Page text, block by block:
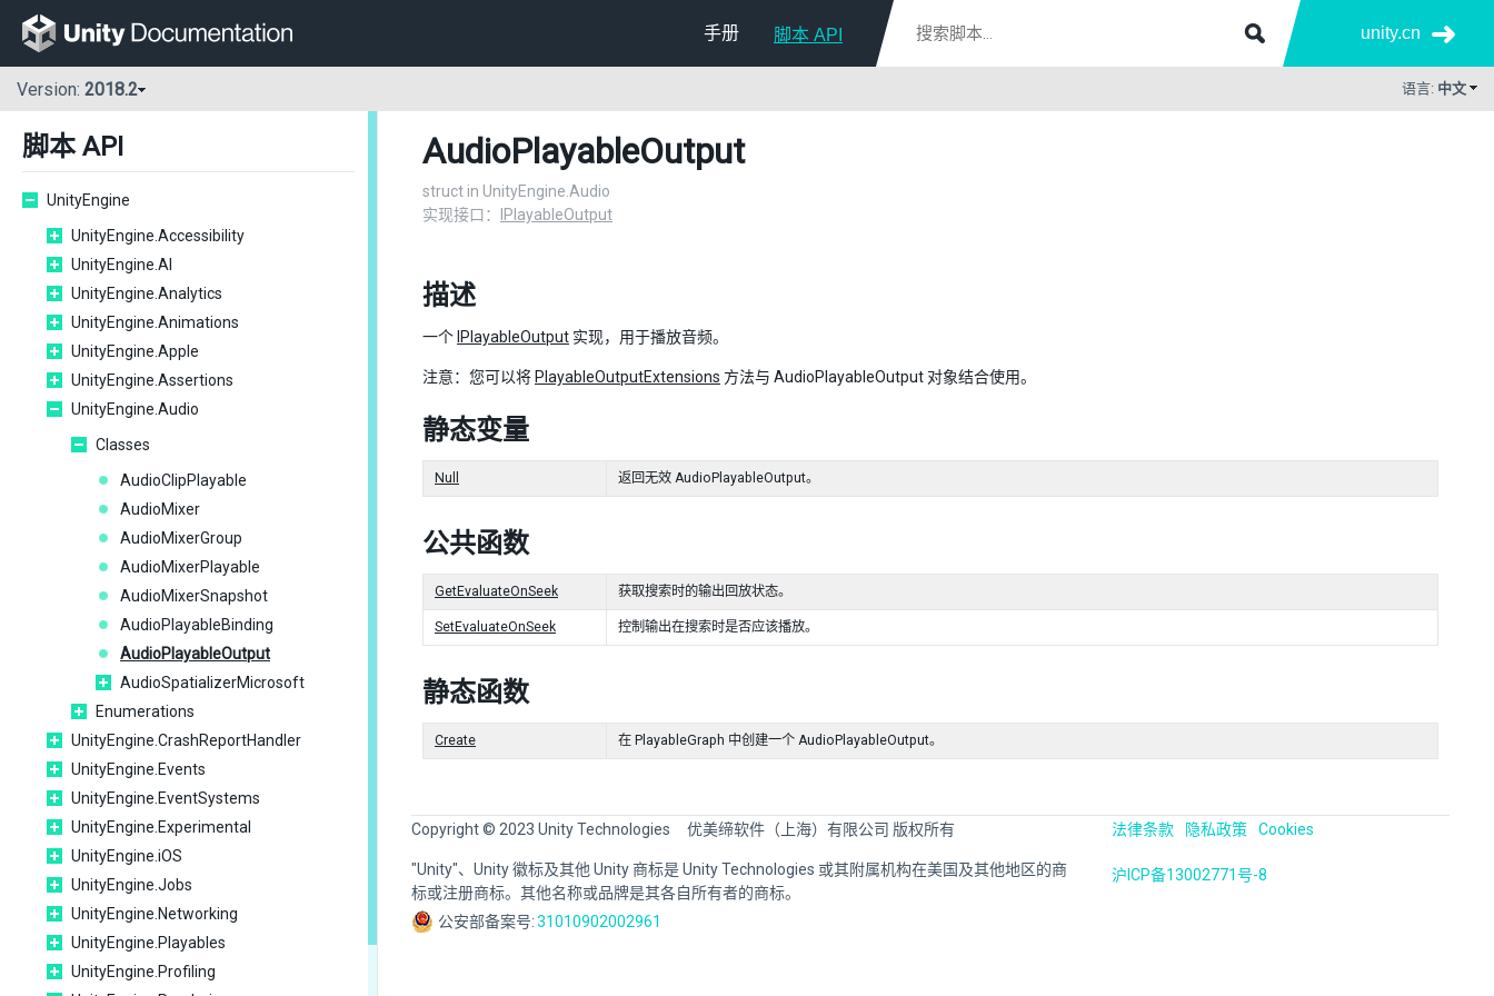
手册 脚本 API unity.cn
Version: 2018.2 语言: 中文
脚本 API
UnityEngine
UnityEngine.Accessibility
UnityEngine.AI
UnityEngine.Analytics
UnityEngine.Animations
UnityEngine.Apple
UnityEngine.Assertions
UnityEngine.Audio
Classes
AudioClipPlayable
AudioMixer
AudioMixerGroup
AudioMixerPlayable
AudioMixerSnapshot
AudioPlayableBinding
AudioPlayableOutput
AudioSpatializerMicrosoft
Enumerations
UnityEngine.CrashReportHandler
UnityEngine.Events
UnityEngine.EventSystems
UnityEngine.Experimental
UnityEngine.iOS
UnityEngine.Jobs
UnityEngine.Networking
UnityEngine.Playables
UnityEngine.Profiling
AudioPlayableOutput
struct in UnityEngine.Audio
实现接口：
IPlayableOutput
描述
一个 IPlayableOutput 实现，用于播放音频。
注意：您可以将 PlayableOutputExtensions 方法与 AudioPlayableOutput 对象结合使用。
静态变量
Null 返回无效 AudioPlayableOutput。
公共函数
GetEvaluateOnSeek 获取搜索时的输出回放状态。
SetEvaluateOnSeek 控制输出在搜索时是否应该播放。
静态函数
Create 在 PlayableGraph 中创建一个 AudioPlayableOutput。
Copyright © 2023 Unity Technologies 优美缔软件（上海）有限公司 版权所有
"Unity"、Unity 徽标及其他 Unity 商标是 Unity Technologies 或其附属机构在美国及其他地区的商
标或注册商标。其他名称或品牌是其各自所有者的商标。
公安部备案号:31010902002961
法律条款 隐私政策 Cookies
沪ICP备13002771号-8